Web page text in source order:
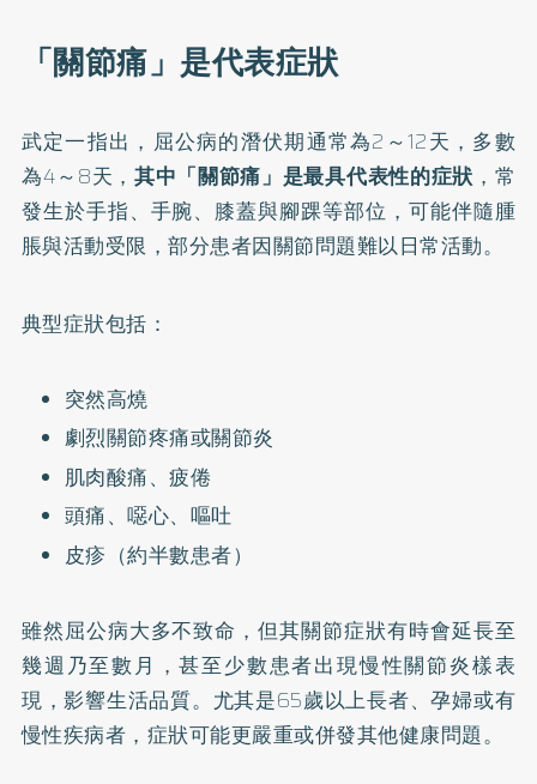
「關節痛」是代表症狀
武定一指出，屈公病的潛伏期通常為2～12天，多數
為4～8天，其中「關節痛」是最具代表性的症狀 ，常
發生於手指、手腕、膝蓋與腳踝等部位，可能伴隨腫
脹與活動受限，部分患者因關節問題難以日常活動。
典型症狀包括：
突然高燒
劇烈關節疼痛或關節炎
肌肉酸痛、疲倦
頭痛、噁心、嘔吐
皮疹（約半數患者）
雖然屈公病大多不致命，但其關節症狀有時會延長至
幾週乃至數月，甚至少數患者出現慢性關節炎樣表
現，影響生活品質。尤其是65歲以上長者、孕婦或有
慢性疾病者，症狀可能更嚴重或併發其他健康問題。